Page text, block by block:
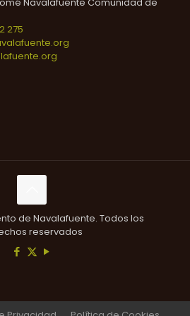
275
de Navalafuente. Todos los
reservados